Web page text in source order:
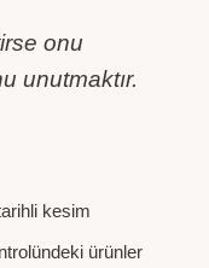
onu
unutmaktır.
kesim
ürünler